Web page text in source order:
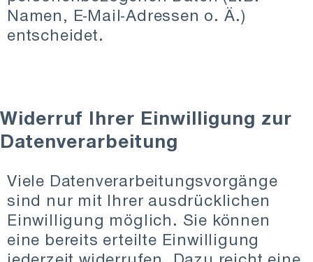
Namen, E-Mail-Adressen o. Ä.)
entscheidet.
Widerruf Ihrer Einwilligung zur
Datenverarbeitung
Viele Datenverarbeitungsvorgänge
sind nur mit Ihrer ausdrücklichen
Einwilligung möglich. Sie können
eine bereits erteilte Einwilligung